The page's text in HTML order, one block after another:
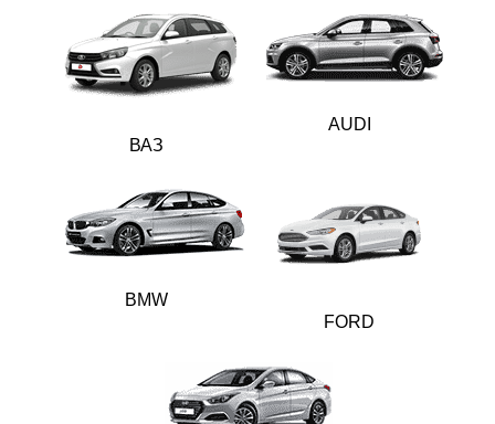
ВАЗ
AUDI
BMW
FORD